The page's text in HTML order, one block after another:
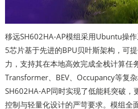
移远SH602HA-AP模组采用Ubuntu操
5芯片基于先进的BPU贝叶斯架构，可
力，支持其在本地高效完成全栈计算任
Transformer、BEV、Occupancy等复杂
SH602HA-AP同时实现了低能耗突破，
控制与轻量化设计的严苛要求。模组全